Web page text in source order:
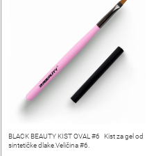
BLACK BEAUTY KIST OVAL #6 Kist za gel od
sintetičke dlake.Veličina #6.